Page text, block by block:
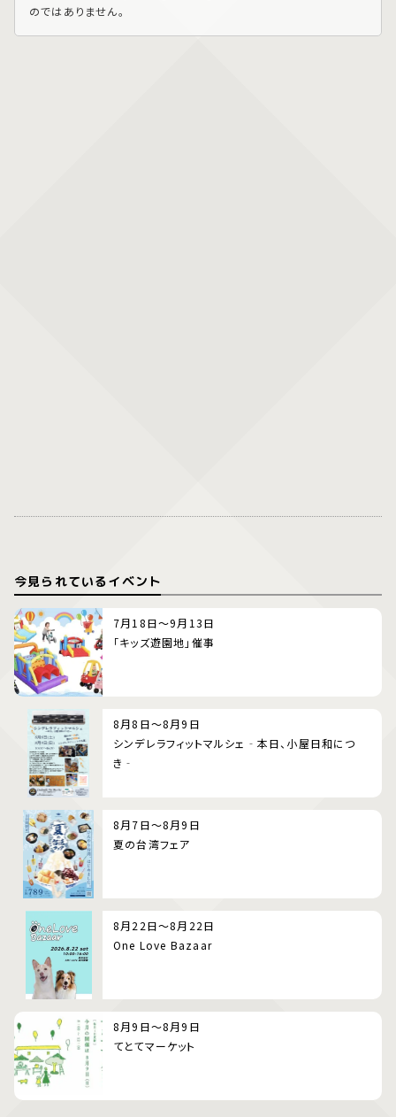
今見られているイベント
7月18日～9月13日
「キッズ遊園地」催事
8月8日～8月9日
シンデレラフィットマルシェ‐本日、小屋日和につ
き‐
8月7日～8月9日
夏の台湾フェア
8月22日～8月22日
One Love Bazaar
8月9日～8月9日
てとてマーケット
のではありません。